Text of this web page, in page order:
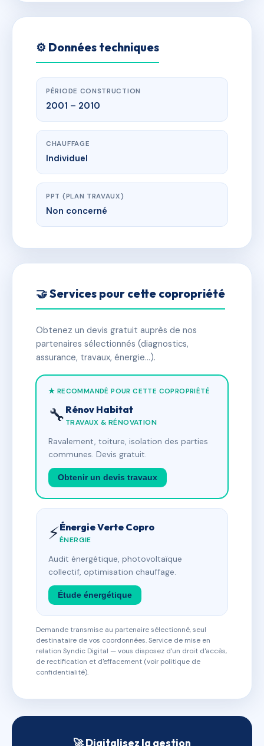
⚙️ Données techniques
PÉRIODE CONSTRUCTION
2001 – 2010
CHAUFFAGE
Individuel
PPT (PLAN TRAVAUX)
Non concerné
🤝 Services pour cette copropriété
Obtenez un devis gratuit auprès de nos
partenaires sélectionnés (diagnostics,
assurance, travaux, énergie…).
★ RECOMMANDÉ POUR CETTE COPROPRIÉTÉ
🔧 Rénov Habitat
TRAVAUX & RÉNOVATION
Ravalement, toiture, isolation des parties
communes. Devis gratuit.
Obtenir un devis travaux
⚡Énergie Verte Copro
ÉNERGIE
Audit énergétique, photovoltaïque
collectif, optimisation chauffage.
Étude énergétique
Demande transmise au partenaire sélectionné, seul
destinataire de vos coordonnées. Service de mise en
relation Syndic Digital — vous disposez d'un droit d'accès,
de rectification et d'effacement (voir politique de
confidentialité).
🚀 Digitalisez la gestion